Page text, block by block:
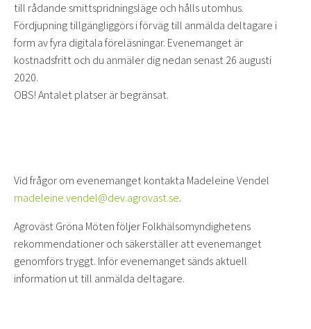
till rådande smittspridningsläge och hålls utomhus.
Fördjupning tillgängliggörs i förväg till anmälda deltagare i
form av fyra digitala föreläsningar. Evenemanget är
kostnadsfritt och du anmäler dig nedan senast 26 augusti
2020.
OBS! Antalet platser är begränsat.
Vid frågor om evenemanget kontakta Madeleine Vendel
madeleine.vendel@dev.agrovast.se.
Agroväst Gröna Möten följer Folkhälsomyndighetens
rekommendationer och säkerställer att evenemanget
genomförs tryggt. Inför evenemanget sänds aktuell
information ut till anmälda deltagare.